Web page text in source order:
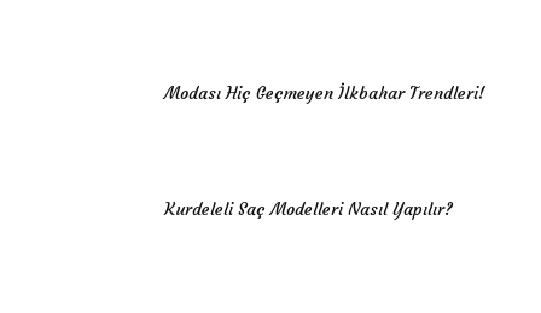
Modası Hiç Geçmeyen İlkbahar Trendleri!
Kurdeleli Saç Modelleri Nasıl Yapılır?